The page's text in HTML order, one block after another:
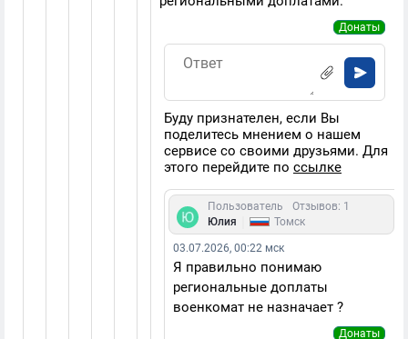
Донаты
Буду признателен, если Вы
поделитесь мнением о нашем
сервисе со своими друзьями. Для
этого перейдите по ссылке
Пользователь
Отзывов: 1
Юлия
Томск
03.07.2026, 00:22 мск
Я правильно понимаю
региональные доплаты
военкомат не назначает ?
Донаты